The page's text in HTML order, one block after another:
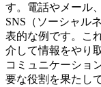
す。電話やメール
SNS（ソーシャル
表的な例です。こ
介して情報をやり
コミュニケーショ
要な役割を果たし